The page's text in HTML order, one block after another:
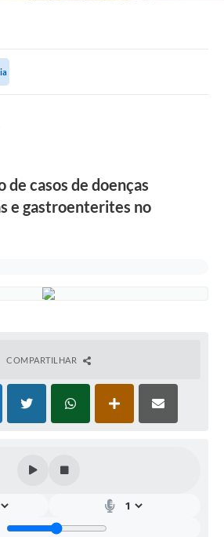
de casos de doenças
e gastroenterites no
COMPARTILHAR